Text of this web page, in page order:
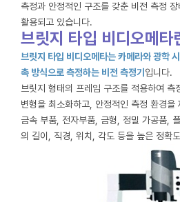
측정과 안정적인 구조를 갖춘 비전 측정
활용되고 있습니다.
브릿지 타입 비디오메타
브릿지 타입 비디오메타는 카메라와 광학
촉 방식으로 측정하는 비전 측정기 입니다.
브릿지 형태의 프레임 구조를 적용하여
변형을 최소화하고, 안정적인 측정 환경을
금속 부품, 전자부품, 금형, 정밀 가공품,
의 길이, 직경, 위치, 각도 등을 높은 정확